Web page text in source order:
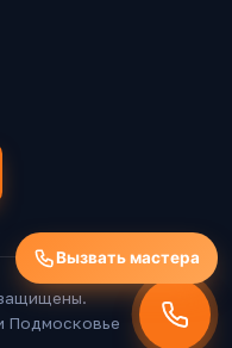
Подмосковье
Вызвать мастера